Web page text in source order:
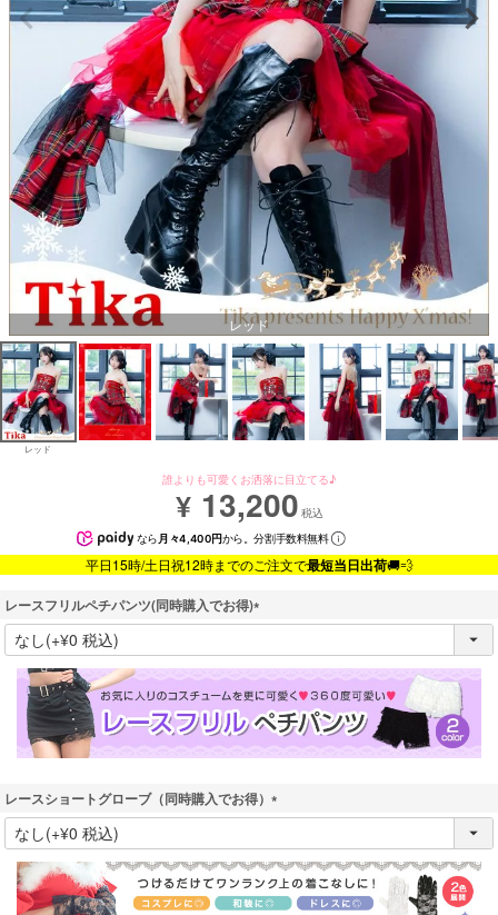
レッド
レッド
誰よりも可愛くお洒落に目立てる♪
¥ 13,200 税込
なら 月々4,400円から。分割手数料無料
平日15時/土日祝12時までのご注文で最短当日出荷🚚💨
レースフリルペチパンツ(同時購入でお得)
(
必
須
)
レースショートグローブ（同時購入でお得）
(
必
須
)